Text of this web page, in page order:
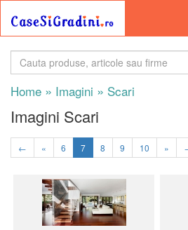
Home » Imagini » Scari
Imagini Scari
← « 6 7 8 9 10 »